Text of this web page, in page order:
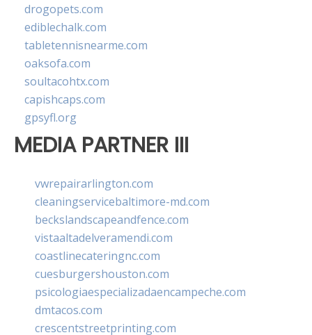
drogopets.com
ediblechalk.com
tabletennisnearme.com
oaksofa.com
soultacohtx.com
capishcaps.com
gpsyfl.org
MEDIA PARTNER III
vwrepairarlington.com
cleaningservicebaltimore-md.com
beckslandscapeandfence.com
vistaaltadelveramendi.com
coastlinecateringnc.com
cuesburgershouston.com
psicologiaespecializadaencampeche.com
dmtacos.com
crescentstreetprinting.com